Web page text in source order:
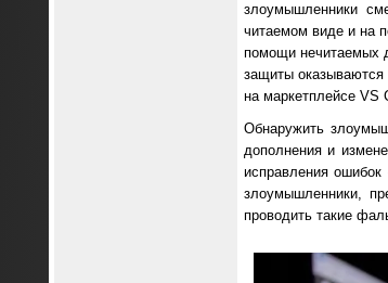
злоумышленники
читаемом виде и на
помощи нечитаемых
защиты
на маркетплейсе VS
Обнаружить
дополнения и
исправления
злоумышленники,
проводить такие